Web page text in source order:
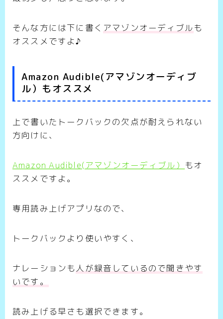
そんな方には下に書く アマゾンオーディブル も
オススメですよ♪
Amazon Audible(アマゾンオーディブ
ル）もオススメ
上で書いたトークバックの欠点が耐えられない
方向けに、
Amazon Audible(アマゾンオーディブル） もオ
ススメですよ。
専用読み上げアプリなので、
トークバックより使いやすく、
ナレーションも 人が録音しているので聞きやす
いです。
読み上げる早さも選択できます。